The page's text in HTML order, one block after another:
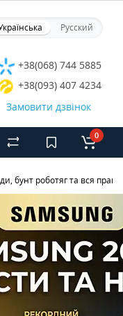
Русский
+38(068) 744 5885
+38(093) 407 4234
Замовити дзвінок
0
бунт роботяг та вся